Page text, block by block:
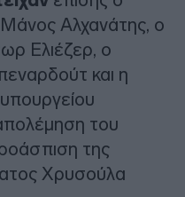
Αλχανάτης, ο
Ελιέζερ, ο
και η
του
της
Χρυσούλα